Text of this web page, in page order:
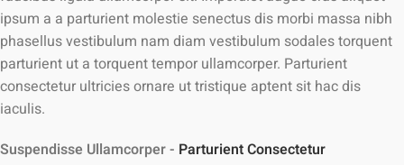
ipsum a a parturient molestie senectus dis morbi massa nibh
phasellus vestibulum nam diam vestibulum sodales torquent
parturient ut a torquent tempor ullamcorper. Parturient
consectetur ultricies ornare ut tristique aptent sit hac dis
iaculis.
Suspendisse Ullamcorper - Parturient Consectetur